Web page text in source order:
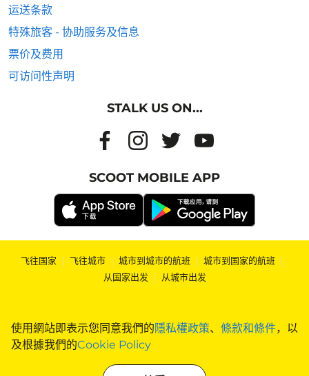
使用網站即表示您同意我們的隱私權政策、 條款和條件，以
及根據我們的Cookie Policy
运送条款
特殊旅客 - 协助服务及信息
票价及费用
可访问性声明
STALK US ON...
SCOOT MOBILE APP
飞往国家 | 飞往城市 | 城市到城市的航班 | 城市到国家的航班 |
从国家出发 | 从城市出发